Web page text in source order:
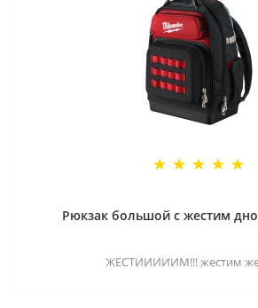
Рюкзак большой с жестим
ЖЕСТИИИИИМ!!! жестим